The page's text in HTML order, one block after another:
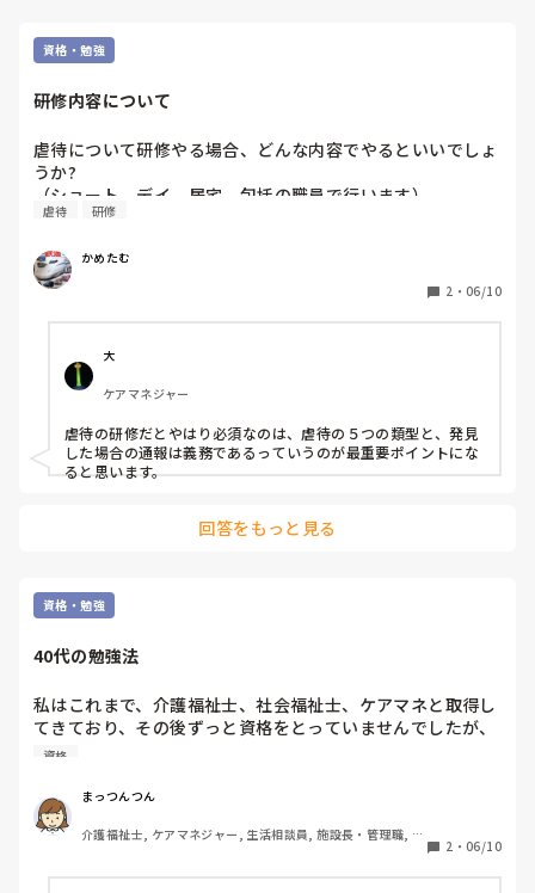
たおかげで、面接の時に福祉にからめて自己アピールもできま
したよ。
めだまやきさんが転職する際にも役立つと思いますよ。
特に建築会社や家電企業で福祉施設(サ高住)を経営していると
ころもありますよ。
資格・勉強
研修内容について
虐待について研修やる場合、どんな内容でやるといいでしょ
うか?
（ショート、デイ、居宅、包括の職員で行います）
虐待 研修
かめたむ
2 ・ 06/10
大
ケアマネジャー
虐待の研修だとやはり必須なのは、虐待の５つの類型と、発見
した場合の通報は義務であるっていうのが最重要ポイントにな
ると思います。
回答をもっと見る
資格・勉強
40代の勉強法
私はこれまで、介護福祉士、社会福祉士、ケアマネと取得し
てきており、その後ずっと資格をとっていませんでしたが、
新たにまた資格の勉強を始めようと動き出しました。
ンが上がらない、勉強に集中できません。
何かいい方法はないでしょうか？
資格
まっつんつん
介護福祉士, ケアマネジャー, 生活相談員, 施設長・管理職, 従
2 ・ 06/10